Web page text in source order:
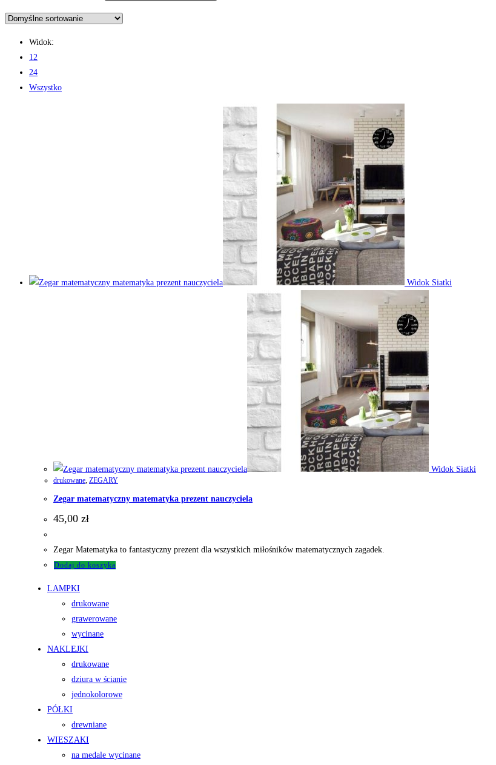
Widok:
12
24
Wszystko
Widok Siatki
Widok Siatki
drukowane, ZEGARY
Zegar matematyczny matematyka prezent nauczyciela
45,00 zł
Zegar Matematyka to fantastyczny prezent dla wszystkich miłośników matematycznych zagadek.
Dodaj do koszyka
LAMPKI
drukowane
grawerowane
wycinane
NAKLEJKI
drukowane
dziura w ścianie
jednokolorowe
PÓŁKI
drewniane
WIESZAKI
na medale wycinane